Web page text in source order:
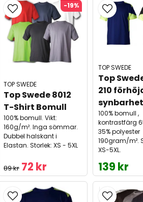
TOP SWEDE
Top Swede 8012
T-Shirt Bomull
100% bomull. Vikt:
160g/m². Inga sömmar.
Dubbel halskant i
Elastan. Storlek: XS - 5XL
89 kr 72 kr
-19%
TOP SWEDE
Top
210
synbarhet
100% bomull ,
kontrastfärg
35% polyester
190gram/m².
XS-5XL.
139 kr